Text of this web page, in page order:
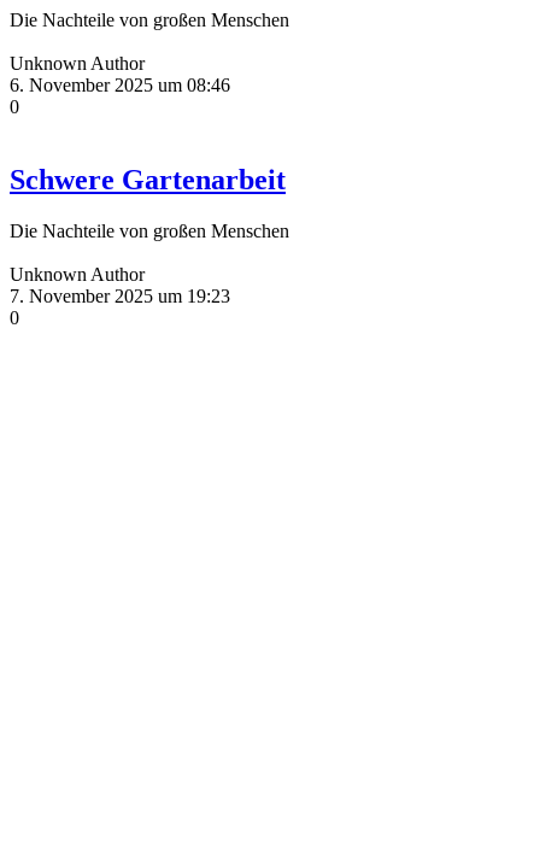
Die Nachteile von großen Menschen
Unknown Author
6. November 2025 um 08:46
0
Schwere Gartenarbeit
Die Nachteile von großen Menschen
Unknown Author
7. November 2025 um 19:23
0